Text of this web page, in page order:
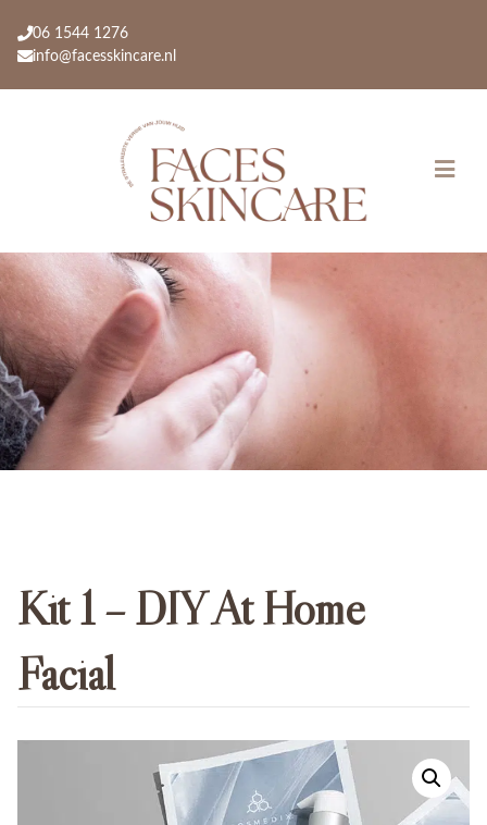
06 1544 1276
info@facesskincare.nl
Kit 1 – DIY At Home
Facial